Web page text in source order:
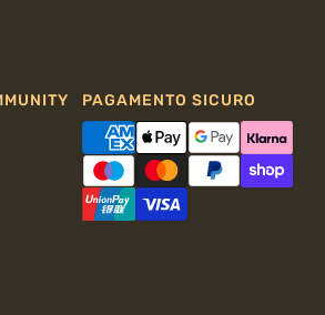
PAGAMENTO SICURO